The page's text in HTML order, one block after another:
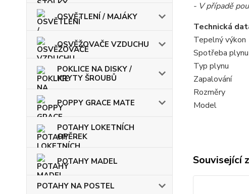
OSVĚTLENÍ / MAJÁKY
OSVĚŽOVAČE VZDUCHU
POKLICE NA DISKY /
KRYTY ŠROUBŮ
POPPY GRACE MATE
POTAHY LOKETNÍCH
OPĚREK
POTAHY MADEL
POTAHY NA POSTEL
- V případě
Technická
Tepelný výkon
Spotřeba plynu
Typ plynu
Zapalování
Rozměry
Model
Související